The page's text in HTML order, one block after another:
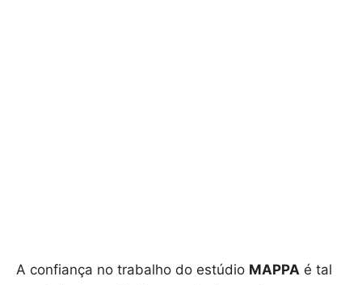
A confiança no trabalho do estúdio MAPPA é tal